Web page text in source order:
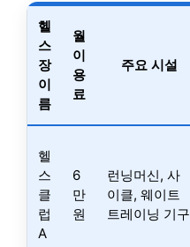
헬
스
장
이
름
월
이
용
료
주요 시설
헬
스
클
럽
A
6
만
원
런닝머신, 사
이클, 웨이트
트레이닝 기구